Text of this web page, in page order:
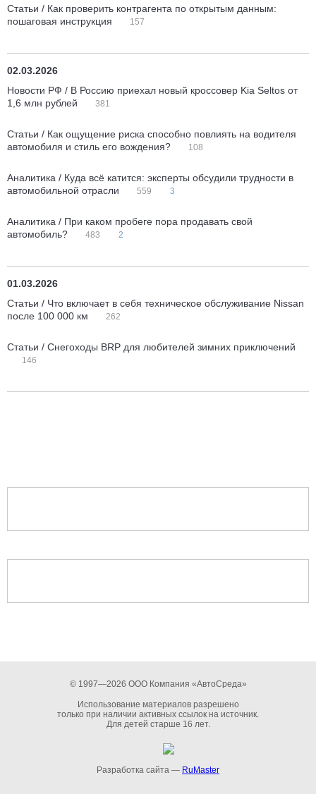
Статьи / Как проверить контрагента по открытым данным:
пошаговая инструкция
157
02.03.2026
Новости РФ / В Россию приехал новый кроссовер Kia Seltos от
1,6 млн рублей
381
Статьи / Как ощущение риска способно повлиять на водителя
автомобиля и стиль его вождения?
108
Аналитика / Куда всё катится: эксперты обсудили трудности в
автомобильной отрасли
559 3
Аналитика / При каком пробеге пора продавать свой
автомобиль?
483 2
01.03.2026
Статьи / Что включает в себя техническое обслуживание Nissan
после 100 000 км
262
Статьи / Снегоходы BRP для любителей зимних приключений
146
© 1997—2026 ООО Компания «АвтоСреда»
Использование материалов разрешено
только при наличии активных ссылок на источник.
Для детей старше 16 лет.
Разработка сайта — RuMaster